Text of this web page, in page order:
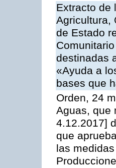
Extracto de
Agricultura,
de Estado
destinadas
«Ayuda a
bases que
Orden, 24
Aguas, que
4.12.2017]
que
las